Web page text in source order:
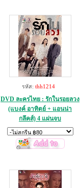
รหัส: thh1214
DVD ละครไทย : รักในรอยลวง
(แบงค์ อาทิตย์ + แอนน่า
กลึคส์) 4 แผ่นจบ